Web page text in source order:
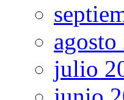
agosto
julio